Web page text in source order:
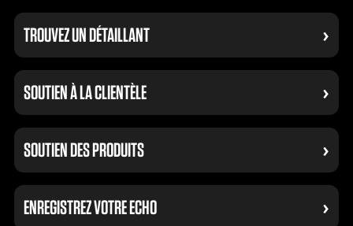
TROUVEZ UN DÉTAILLANT
SOUTIEN À LA CLIENTÈLE
SOUTIEN DES PRODUITS
ENREGISTREZ VOTRE ECHO